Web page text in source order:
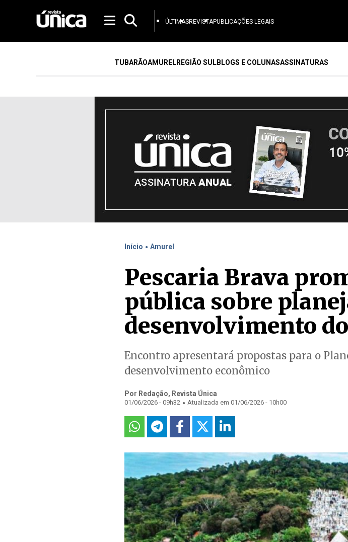
ÚLTIMASREVISTAPUBLICAÇÕES LEGAIS
TUBARÃOAMURELREGIÃO SULBLOGS E COLUNASASSINATURAS
Início . Amurel
Pescaria Brava
pública sobre
desenvolvimento
Encontro apresentará propostas para o
desenvolvimento econômico
Por Redação, Revista Única
01/06/2026 - 09h32 . Atualizada em 01/06/2026 - 10h00